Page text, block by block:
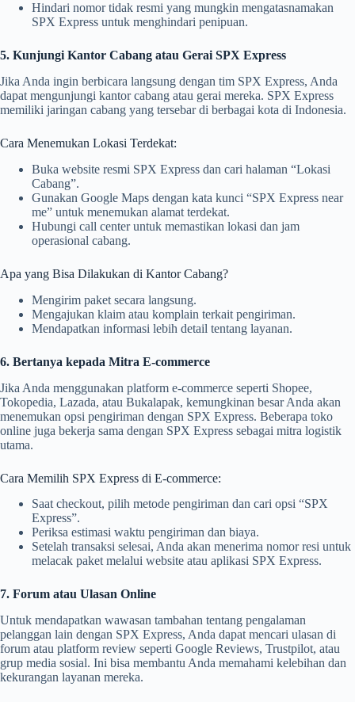
Hindari nomor tidak resmi yang mungkin mengatasnamakan
SPX Express untuk menghindari penipuan.
5. Kunjungi Kantor Cabang atau Gerai SPX Express
Jika Anda ingin berbicara langsung dengan tim SPX Express, Anda
dapat mengunjungi kantor cabang atau gerai mereka. SPX Express
memiliki jaringan cabang yang tersebar di berbagai kota di Indonesia.
Cara Menemukan Lokasi Terdekat:
Buka website resmi SPX Express dan cari halaman “Lokasi
Cabang”.
Gunakan Google Maps dengan kata kunci “SPX Express near
me” untuk menemukan alamat terdekat.
Hubungi call center untuk memastikan lokasi dan jam
operasional cabang.
Apa yang Bisa Dilakukan di Kantor Cabang?
Mengirim paket secara langsung.
Mengajukan klaim atau komplain terkait pengiriman.
Mendapatkan informasi lebih detail tentang layanan.
6. Bertanya kepada Mitra E-commerce
Jika Anda menggunakan platform e-commerce seperti Shopee,
Tokopedia, Lazada, atau Bukalapak, kemungkinan besar Anda akan
menemukan opsi pengiriman dengan SPX Express. Beberapa toko
online juga bekerja sama dengan SPX Express sebagai mitra logistik
utama.
Cara Memilih SPX Express di E-commerce:
Saat checkout, pilih metode pengiriman dan cari opsi “SPX
Express”.
Periksa estimasi waktu pengiriman dan biaya.
Setelah transaksi selesai, Anda akan menerima nomor resi untuk
melacak paket melalui website atau aplikasi SPX Express.
7. Forum atau Ulasan Online
Untuk mendapatkan wawasan tambahan tentang pengalaman
pelanggan lain dengan SPX Express, Anda dapat mencari ulasan di
forum atau platform review seperti Google Reviews, Trustpilot, atau
grup media sosial. Ini bisa membantu Anda memahami kelebihan dan
kekurangan layanan mereka.